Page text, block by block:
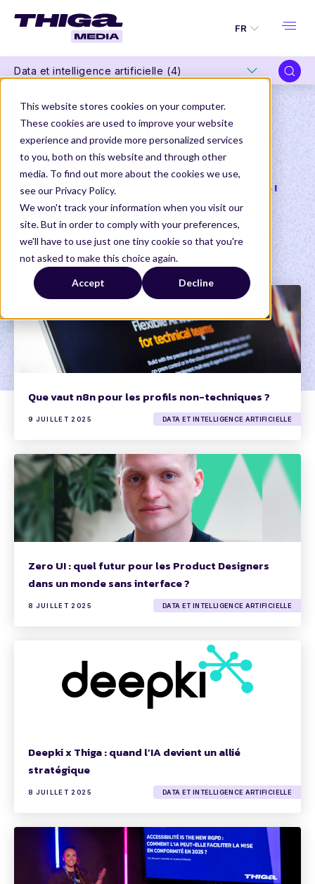
This website stores cookies on your computer.
These cookies are used to improve your website
experience and provide more personalized services
to you, both on this website and through other
media. To find out more about the cookies we use,
see our Privacy Policy.
We won't track your information when you visit our
site. But in order to comply with your preferences,
we'll have to use just one tiny cookie so that you're
not asked to make this choice again.
Accept Decline
FR
Data et intelligence artificielle (4)
Data Et Intelligence
Artificielle
Apprenez à maitriser l'intelligence artificielle !
Thiga Media Data Et Intelligence Artificielle
Que vaut n8n pour les profils non-techniques ?
9 JUILLET 2025 DATA ET INTELLIGENCE ARTIFICIELLE
Zero UI : quel futur pour les Product Designers
dans un monde sans interface ?
8 JUILLET 2025 DATA ET INTELLIGENCE ARTIFICIELLE
Deepki x Thiga : quand l’IA devient un allié
stratégique
8 JUILLET 2025 DATA ET INTELLIGENCE ARTIFICIELLE